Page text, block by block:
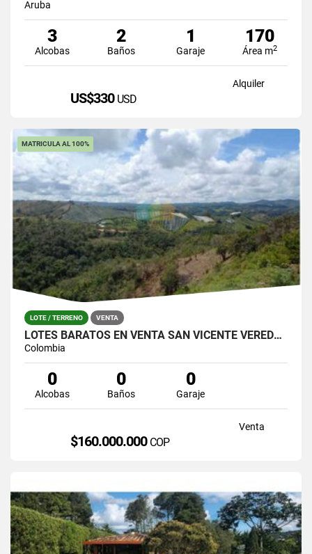
Aruba
3
Alcobas
2
Baños
1
Garaje
170
Área m2
Alquiler
US$330 USD
MATRICULA AL 100%
LOTE / TERRENO VENTA
LOTES BARATOS EN VENTA SAN VICENTE VEREDA OVEJAS
Colombia
0
Alcobas
0
Baños
0
Garaje
Venta
$160.000.000 COP